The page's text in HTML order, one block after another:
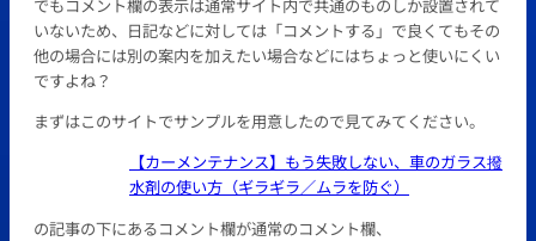
でもコメント欄の表示は通常サイト内で共通のものしか設置されて
いないため、日記などに対しては「コメントする」で良くてもその
他の場合には別の案内を加えたい場合などにはちょっと使いにくい
ですよね？
まずはこのサイトでサンプルを用意したので見てみてください。
【カーメンテナンス】もう失敗しない、車のガラス撥
水剤の使い方（ギラギラ／ムラを防ぐ）
の記事の下にあるコメント欄が通常のコメント欄、